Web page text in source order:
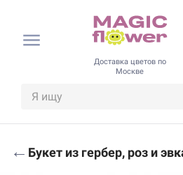
Доставка цветов по
Москве
← Букет из гербер, роз и